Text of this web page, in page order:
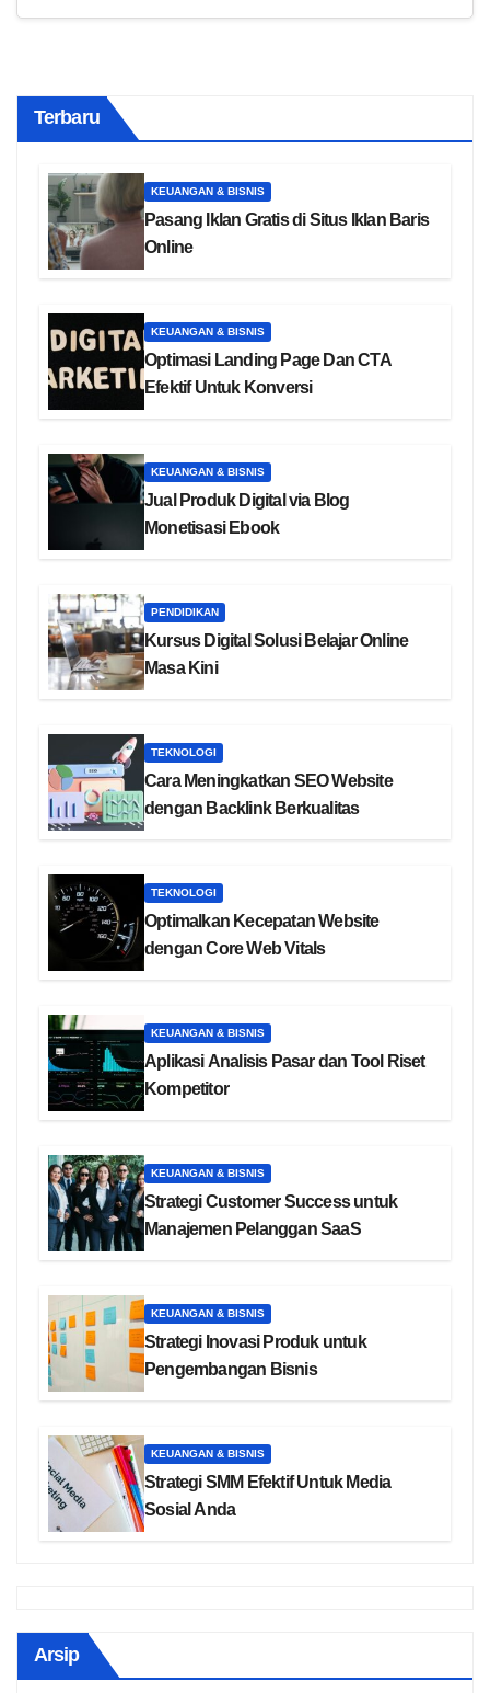
Terbaru
KEUANGAN & BISNIS
Pasang Iklan Gratis di Situs Iklan Baris
Online
KEUANGAN & BISNIS
Optimasi Landing Page Dan CTA
Efektif Untuk Konversi
KEUANGAN & BISNIS
Jual Produk Digital via Blog
Monetisasi Ebook
PENDIDIKAN
Kursus Digital Solusi Belajar Online
Masa Kini
TEKNOLOGI
Cara Meningkatkan SEO Website
dengan Backlink Berkualitas
TEKNOLOGI
Optimalkan Kecepatan Website
dengan Core Web Vitals
KEUANGAN & BISNIS
Aplikasi Analisis Pasar dan Tool Riset
Kompetitor
KEUANGAN & BISNIS
Strategi Customer Success untuk
Manajemen Pelanggan SaaS
KEUANGAN & BISNIS
Strategi Inovasi Produk untuk
Pengembangan Bisnis
KEUANGAN & BISNIS
Strategi SMM Efektif Untuk Media
Sosial Anda
Arsip